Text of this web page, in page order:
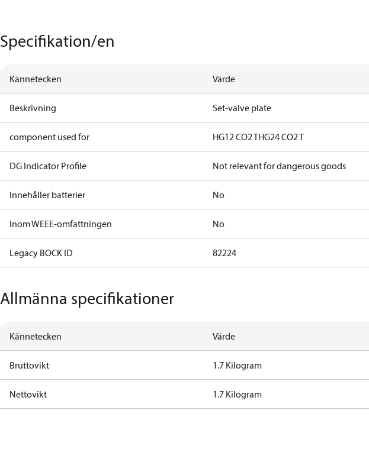
Specifikation/en
Kännetecken Värde
Beskrivning Set-valve plate
component used for HG12 CO2 THG24 CO2 T
DG Indicator Profile Not relevant for dangerous goods
Innehåller batterier No
Inom WEEE-omfattningen No
Legacy BOCK ID 82224
Allmänna specifikationer
Kännetecken Värde
Bruttovikt 1.7 Kilogram
Nettovikt 1.7 Kilogram